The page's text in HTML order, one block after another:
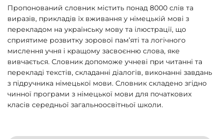
Пропонований словник містить понад 8000 слів та
виразів, прикладів їх вживання у німецькій мові з
перекладом на українську мову та ілюстрації, що
сприятиме розвитку зорової пам’яті та логічного
мислення учня і кращому засвоєнню слова, яке
вивчається. Словник допоможе учневі при читанні та
перекладі текстів, складанні діалогів, виконанні завдань
з підручника німецької мови. Словник складено згідно
чинної програми з німецької мови для початкових
класів середньої загальноосвітньої школи.